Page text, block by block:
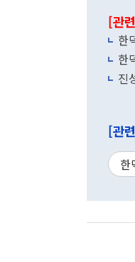
[관
한
한
진
[관
한